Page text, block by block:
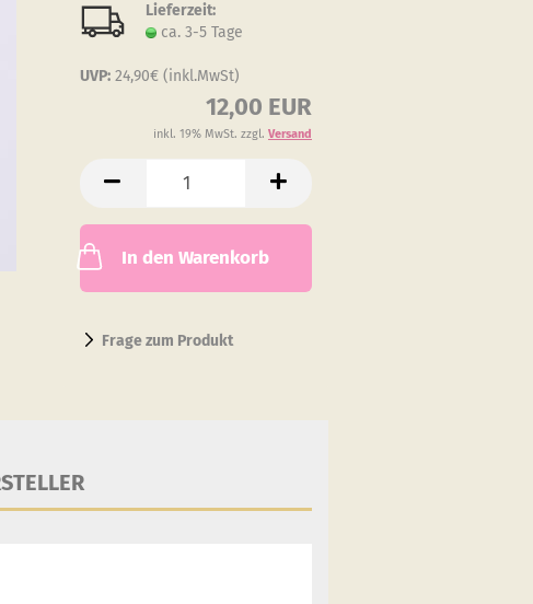
Lieferzeit:
ca. 3-5 Tage
UVP: 24,90€ (inkl.MwSt)
12,00 EUR
inkl. 19% MwSt. zzgl. Versand
In den Warenkorb
Frage zum Produkt